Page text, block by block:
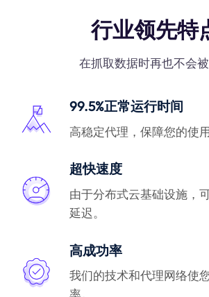
行业领先特
在抓取数据时再也不会
99.5%正常运行时间
高稳定代理，保障您的使用
超快速度
由于分布式云基础设施，
延迟。
高成功率
我们的技术和代理网络使
率。